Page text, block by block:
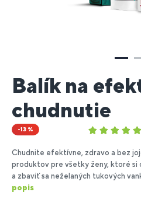
Balík na
chudnutie
-13 %
Chudnite efektívne, zdravo a bez
produktov pre všetky ženy, ktoré si
a zbaviť sa neželaných tukových
popis